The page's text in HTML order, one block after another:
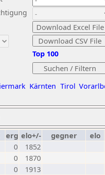
Kärnten Tirol
Top 100
erg elo+/- gegner elo
0
1852
0
1870
0
1913